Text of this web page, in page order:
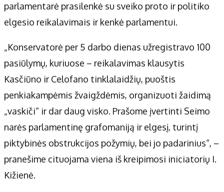
parlamentarė prasilenkė su sveiko proto ir politiko
elgesio reikalavimais ir kenkė parlamentui.
„Konservatorė per 5 darbo dienas užregistravo 100
pasiūlymų, kuriuose – reikalavimas klausytis
Kasčiūno ir Celofano tinklalaidžių, puoštis
penkiakampėmis žvaigždėmis, organizuoti žaidimą
„vaskiči“ ir dar daug visko. Prašome įvertinti Seimo
narės parlamentinę grafomaniją ir elgesį, turintį
piktybinės obstrukcijos požymių, bei jo padarinius“, –
pranešime cituojama viena iš kreipimosi iniciatorių I.
Kižienė.